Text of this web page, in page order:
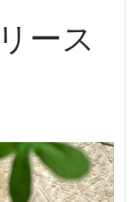
ース